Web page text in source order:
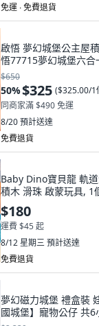
免運 ∙ 免費退貨
啟悟 夢幻城堡公主屋
悟77715夢幻城堡六合
$650
50%$325 ($325.00/1
同商家滿 $490 免運
8/20預計送達
免費退貨
Baby Dino寶貝龍 軌
積木 滑珠 啟蒙玩具, 1
$180
運費 $45 起
8/12 星期三預計送達
免費退貨
夢幻磁力城堡 禮盒裝
國城堡】寵物公仔 共6